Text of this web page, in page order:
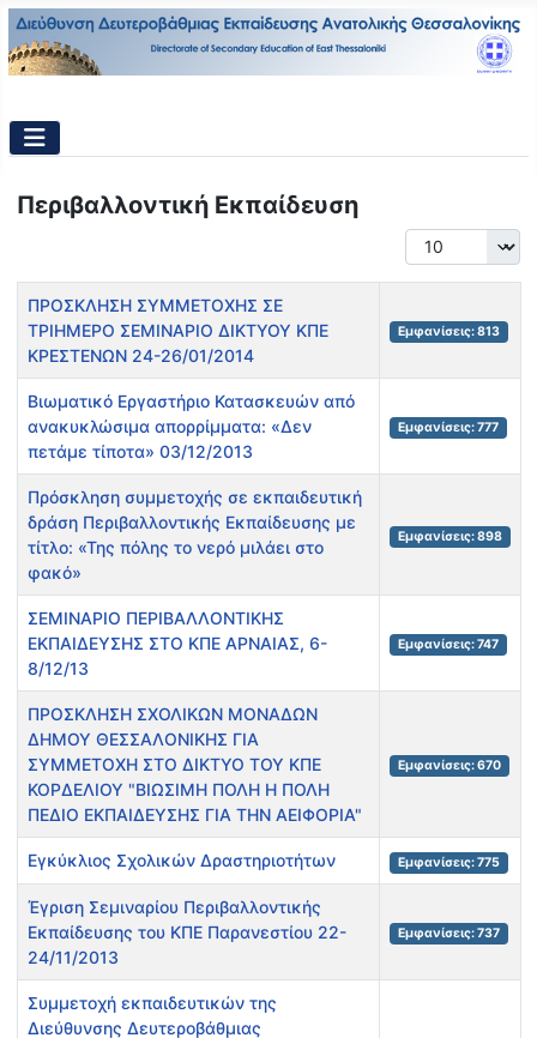
Περιβαλλοντική Εκπαίδευση
Εμφάνιση #
Τίτλος Εμφανίσεις
ΠΡΟΣΚΛΗΣΗ ΣΥΜΜΕΤΟΧΗΣ ΣΕ
ΤΡΙΗΜΕΡΟ ΣΕΜΙΝΑΡΙΟ ΔΙΚΤΥΟΥ ΚΠΕ
ΚΡΕΣΤΕΝΩΝ 24-26/01/2014
Εμφανίσεις: 813
Βιωματικό Εργαστήριο Κατασκευών από
ανακυκλώσιμα απορρίμματα: «Δεν
πετάμε τίποτα» 03/12/2013
Εμφανίσεις: 777
Πρόσκληση συμμετοχής σε εκπαιδευτική
δράση Περιβαλλοντικής Εκπαίδευσης με
τίτλο: «Της πόλης το νερό μιλάει στο
φακό»
Εμφανίσεις: 898
ΣΕΜΙΝΑΡΙΟ ΠΕΡΙΒΑΛΛΟΝΤΙΚΗΣ
ΕΚΠΑΙΔΕΥΣΗΣ ΣΤΟ ΚΠΕ ΑΡΝΑΙΑΣ, 6-
8/12/13
Εμφανίσεις: 747
ΠΡΟΣΚΛΗΣΗ ΣΧΟΛΙΚΩΝ ΜΟΝΑΔΩΝ
ΔΗΜΟΥ ΘΕΣΣΑΛΟΝΙΚΗΣ ΓΙΑ
ΣΥΜΜΕΤΟΧΗ ΣΤΟ ΔΙΚΤΥΟ ΤΟΥ ΚΠΕ
ΚΟΡΔΕΛΙΟΥ "ΒΙΩΣΙΜΗ ΠΟΛΗ Η ΠΟΛΗ
ΠΕΔΙΟ ΕΚΠΑΙΔΕΥΣΗΣ ΓΙΑ ΤΗΝ ΑΕΙΦΟΡΙΑ"
Εμφανίσεις: 670
Εγκύκλιος Σχολικών Δραστηριοτήτων Εμφανίσεις: 775
Έγριση Σεμιναρίου Περιβαλλοντικής
Εκπαίδευσης του ΚΠΕ Παρανεστίου 22-
24/11/2013
Εμφανίσεις: 737
Συμμετοχή εκπαιδευτικών της
Διεύθυνσης Δευτεροβάθμιας